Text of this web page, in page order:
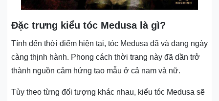
Đặc trưng kiểu tóc Medusa là gì?
Tính đến thời điểm hiện tại, tóc Medusa đã và đang ngày
càng thịnh hành. Phong cách thời trang này đã dần trở
thành nguồn cảm hứng tạo mẫu ở cả nam và nữ.
Tùy theo từng đối tượng khác nhau, kiểu tóc Medusa sẽ